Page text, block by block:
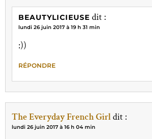
BEAUTYLICIEUSE dit :
lundi 26 juin 2017 à 19 h 31 min
:))
RÉPONDRE
The Everyday French Girldit :
lundi 26 juin 2017 à 16 h 04 min